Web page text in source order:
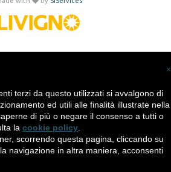
×
terzi da questo utilizzati si avvalgono di
ed utili alle finalità illustrate nella
di più o negare il consenso a tutti o
la cookie policy
scorrendo questa pagina, cliccando su
navigazione in altra maniera, acconsenti